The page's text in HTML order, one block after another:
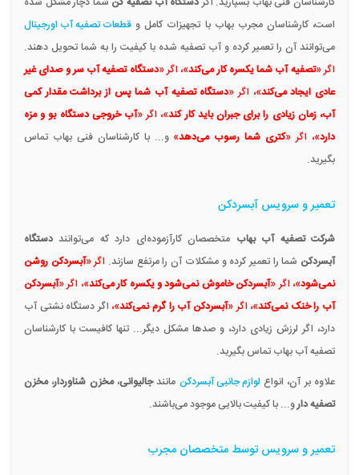
است، کارشناسان مجرب بهاب با تجهیزات کامل و قطعات تصفیه آب اورجینال
می‌توانند آن را تعمیر کرده و آب تصفیه شده با کیفیت را به شما تحویل دهند.
اگر «تصفیه آب شما یکسره کار می‌کند»، اگر «دستگاه تصفیه آب سر و صدای غیر
عادی ایجاد می‌کند»، اگر «دستگاه تصفیه آب شما پس از برداشت مقدار کمی
آب، زمان زیادی را برای جبران باید کار کند»، اگر «آب خروجی دستگاه بو و مزه
دارد»، اگر «کتری شما رسوب می‌دهد»و... با کارشناسان فنی بهاب تماس
بگیرید.
تعمیر و سرویس آبسردکن
شرکت تصفیه آب بهاب متخصصان کارآزموده‌ای دارد که می‌تواننددستگاه
آبسردکن شما را تعمیر کرده و مشکلات آن را مرتفع سازند. اگر «آبسردکن روشن
نمی‌شود»، اگر «آبسردکن خاموش نمی‌شود و یکسره کار می‌کند»، اگر «آبسردکن
آب را خنک نمی‌کند»، اگر «آبسردکن آب را گرم نمی‌کند»، اگر دستگاه نشتی آب
دارد، اگر لرزش زیادی دارد، و صدها مشکل دیگر... تنها کافیست با کارشناسان
تصفیه آب بهاب تماس بگیرید.
علاوه بر آن، انواع لوازم جانبی آبسردکن مانندجالیوانی،مخزن شناوردار،مخزن
تصفیه دارو... با کیفیت بالایی موجود می‌باشند.
تعمیر و سرویس توسط متخصصان مجرب